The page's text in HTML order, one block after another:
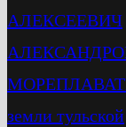
АЛЕКСЕЕВИЧ
земли тульской